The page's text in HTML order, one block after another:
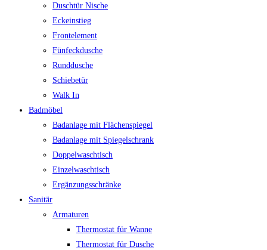
Duschtür Nische
Eckeinstieg
Frontelement
Fünfeckdusche
Runddusche
Schiebetür
Walk In
Badmöbel
Badanlage mit Flächenspiegel
Badanlage mit Spiegelschrank
Doppelwaschtisch
Einzelwaschtisch
Ergänzungsschränke
Sanitär
Armaturen
Thermostat für Wanne
Thermostat für Dusche